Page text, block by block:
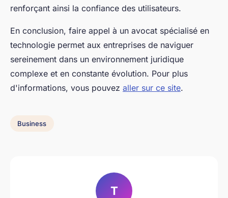
renforçant ainsi la confiance des utilisateurs.
En conclusion, faire appel à un avocat spécialisé en
technologie permet aux entreprises de naviguer
sereinement dans un environnement juridique
complexe et en constante évolution. Pour plus
d'informations, vous pouvez aller sur ce site.
Business
T